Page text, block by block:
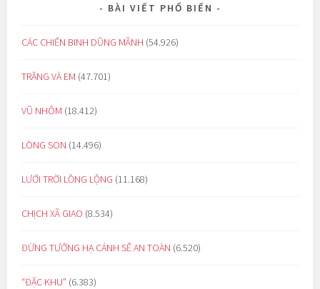
BÀI VIẾT PHỔ BIẾN
CÁC CHIẾN BINH DŨNG MÃNH (54.926)
TRĂNG VÀ EM (47.701)
VŨ NHÔM (18.412)
LÒNG SON (14.496)
LƯỚI TRỜI LỒNG LỘNG (11.168)
CHỊCH XÃ GIAO (8.534)
ĐỪNG TƯỞNG HẠ CÁNH SẼ AN TOÀN (6.520)
“ĐẶC KHU” (6.383)